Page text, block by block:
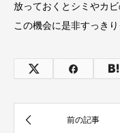
放っておくとシミやカビ
この機会に是非すっき